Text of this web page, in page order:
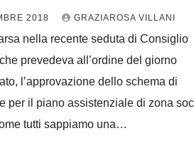
2018 GRAZIAROSA VILLANI
nella recente seduta di Consiglio
prevedeva all’ordine del giorno
l’approvazione dello schema di
per il piano assistenziale di zona
tutti sappiamo una…